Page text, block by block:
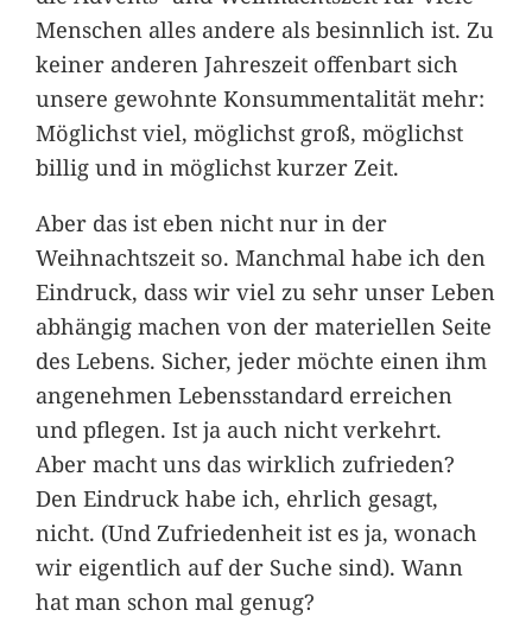
Menschen alles andere als besinnlich ist. Zu
keiner anderen Jahreszeit offenbart sich
unsere gewohnte Konsummentalität mehr:
Möglichst viel, möglichst groß, möglichst
billig und in möglichst kurzer Zeit.
Aber das ist eben nicht nur in der
Weihnachtszeit so. Manchmal habe ich den
Eindruck, dass wir viel zu sehr unser Leben
abhängig machen von der materiellen Seite
des Lebens. Sicher, jeder möchte einen ihm
angenehmen Lebensstandard erreichen
und pflegen. Ist ja auch nicht verkehrt.
Aber macht uns das wirklich zufrieden?
Den Eindruck habe ich, ehrlich gesagt,
nicht. (Und Zufriedenheit ist es ja, wonach
wir eigentlich auf der Suche sind). Wann
hat man schon mal genug?